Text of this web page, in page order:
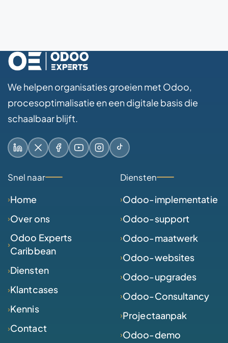
We helpen organisaties groeien met Odoo,
procesoptimalisatie en een digitale basis die
schaalbaar blijft.
LinkedInX / Twitter
Facebook
YouTubeInstagram
TikTok
Snel naar
Home
Over ons
Odoo Experts
Caribbean
Diensten
Klantcases
Kennis
Contact
Diensten
Odoo-implementatie
Odoo-support
Odoo-maatwerk
Odoo-websites
Odoo-upgrades
Odoo-Consultancy
Projectaanpak
Odoo-demo